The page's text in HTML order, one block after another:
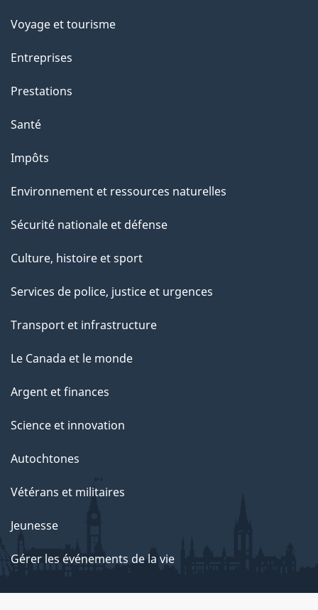
Voyage et tourisme
Entreprises
Prestations
Santé
Impôts
Environnement et ressources naturelles
Sécurité nationale et défense
Culture, histoire et sport
Services de police, justice et urgences
Transport et infrastructure
Le Canada et le monde
Argent et finances
Science et innovation
Autochtones
Vétérans et militaires
Jeunesse
Gérer les événements de la vie